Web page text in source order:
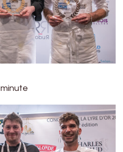
minute